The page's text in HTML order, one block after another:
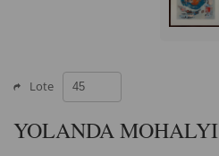
Lote
YOLANDA MOHALYI